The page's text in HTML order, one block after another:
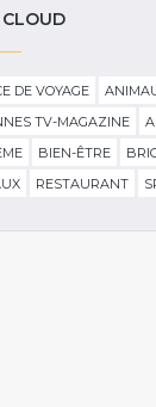
DE VOYAGE
TV-MAGAZINE
BIEN-ÊTRE
RESTAURANT